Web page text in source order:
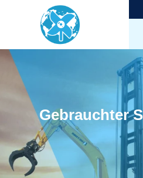
Gebrauchter